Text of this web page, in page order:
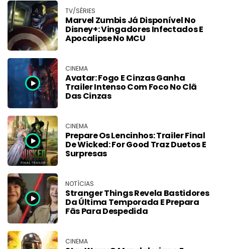
TV/SÉRIES
Marvel Zumbis Já Disponível No
Disney+: Vingadores Infectados E
Apocalipse No MCU
CINEMA
Avatar: Fogo E Cinzas Ganha
Trailer Intenso Com Foco No Clã
Das Cinzas
CINEMA
Prepare Os Lencinhos: Trailer Final
De Wicked: For Good Traz Duetos E
Surpresas
NOTÍCIAS
Stranger Things Revela Bastidores
Da Última Temporada E Prepara
Fãs Para Despedida
CINEMA